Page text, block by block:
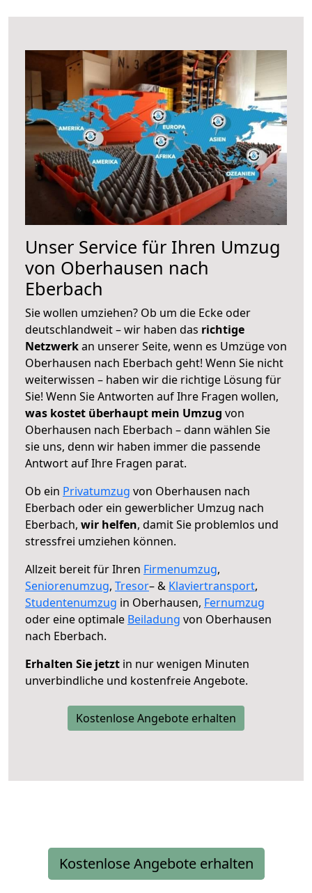
Unser Service für Ihren Umzug
von Oberhausen nach
Eberbach
Sie wollen umziehen? Ob um die Ecke oder
deutschlandweit – wir haben das richtige
Netzwerkan unserer Seite, wenn es Umzüge von
Oberhausen nach Eberbach geht! Wenn Sie nicht
weiterwissen – haben wir die richtige Lösung für
Sie! Wenn Sie Antworten auf Ihre Fragen wollen,
was kostet überhaupt mein Umzug von
Oberhausen nach Eberbach – dann wählen Sie
sie uns, denn wir haben immer die passende
Antwort auf Ihre Fragen parat.
Ob ein Privatumzug von Oberhausen nach
Eberbach oder ein gewerblicher Umzug nach
Eberbach, wir helfen, damit Sie problemlos und
stressfrei umziehen können.
Allzeit bereit für Ihren Firmenumzug,
Seniorenumzug, Tresor– & Klaviertransport,
Studentenumzug in Oberhausen, Fernumzug
oder eine optimale Beiladung von Oberhausen
nach Eberbach.
Erhalten Sie jetzt in nur wenigen Minuten
unverbindliche und kostenfreie Angebote.
Kostenlose Angebote erhalten
Kostenlose Angebote erhalten